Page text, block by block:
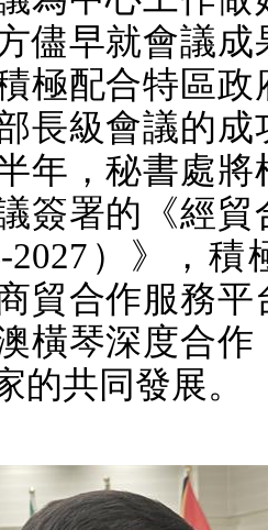
儘早就會議成
極配合特區政
長級會議的成
年，秘書處將
簽署的《經貿
2027 ）》，積
貿合作服務平
橫琴深度合作
的共同發展。